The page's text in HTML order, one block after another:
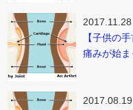
【子供の
痛みが始ま